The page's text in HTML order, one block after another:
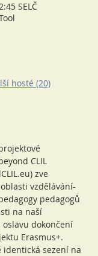
SELČ
hosté (20)
CLIL
zve
vzdělávání-
pedagogů
na naší
dokončení
Erasmus+.
identická sezení na